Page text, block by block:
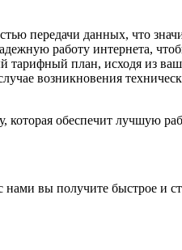
передачи данных, что
работу интернета,
план, исходя из
возникновения
обеспечит лучшую
вы получите быстрое и